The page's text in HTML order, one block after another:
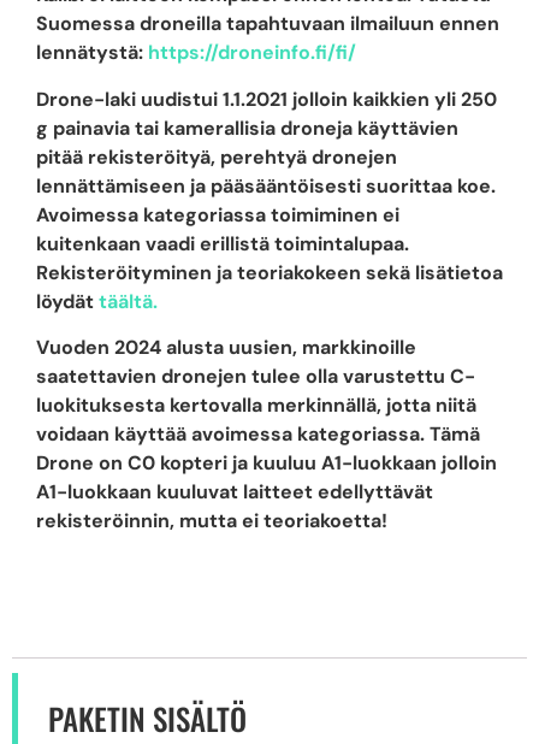
Suomessa droneilla tapahtuvaan ilmailuun ennen
lennätystä: https://droneinfo.fi/fi/
Drone-laki uudistui 1.1.2021 jolloin kaikkien yli 250
g painavia tai kamerallisia droneja käyttävien
pitää rekisteröityä, perehtyä dronejen
lennättämiseen ja pääsääntöisesti suorittaa koe.
Avoimessa kategoriassa toimiminen ei
kuitenkaan vaadi erillistä toimintalupaa.
Rekisteröityminen ja teoriakokeen sekä lisätietoa
löydättäältä.
Vuoden 2024 alusta uusien, markkinoille
saatettavien dronejen tulee olla varustettu C-
luokituksesta kertovalla merkinnällä, jotta niitä
voidaan käyttää avoimessa kategoriassa. Tämä
Drone on C0 kopteri ja kuuluu A1-luokkaan jolloin
A1-luokkaan kuuluvat laitteet edellyttävät
rekisteröinnin, mutta ei teoriakoetta!
PAKETIN SISÄLTÖ